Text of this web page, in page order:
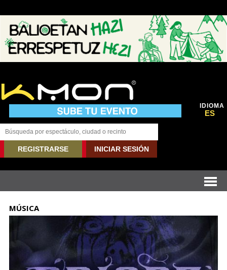
IDIOMA
ES
REGISTRARSE INICIAR SESIÓN
MÚSICA